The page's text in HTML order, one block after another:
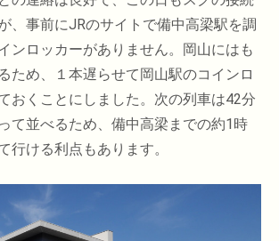
、事前にJRのサイトで備中高梁駅を調
ンロッカーがありません。岡山にはも
ため、１本遅らせて岡山駅のコインロ
おくことにしました。次の列車は42分
て並べるため、備中高梁までの約1時
行ける利点もあります。